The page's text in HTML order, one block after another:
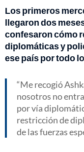
Los primeros
llegaron dos
confesaron cómo
diplomáticas y
ese país por todo
Me recogió
nosotros no
por vía
restricción de
de las fuerzas